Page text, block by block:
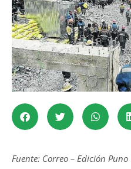
Fuente: Correo – Edición Puno